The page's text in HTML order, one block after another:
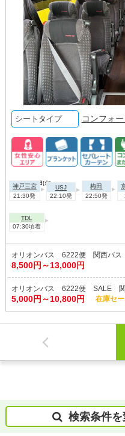
シートタイプ コンフォー
2026年09月01日(火)
神戸三宮
21:30発
USJ
22:10発
梅田
22:50発
TDL
07:30頃着
オリオンバス 6222便 関西バ
8,500円～13,000円
オリオンバス 6222便 SALE 関
5,000円～10,800円 在庫セ
検索条件